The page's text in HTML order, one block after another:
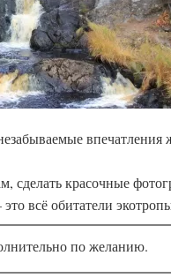
красочные
всё обитатели
по желанию.